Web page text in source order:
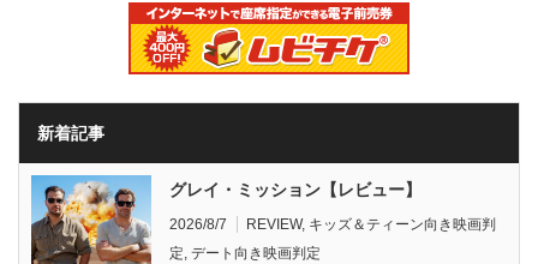
新着記事
グレイ・ミッション【レビュー】
2026/8/7 REVIEW, キッズ＆ティーン向き映画判
定, デート向き映画判定